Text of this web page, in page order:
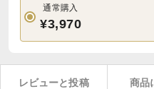
通常購入
¥3,970
レビューと投稿 商品